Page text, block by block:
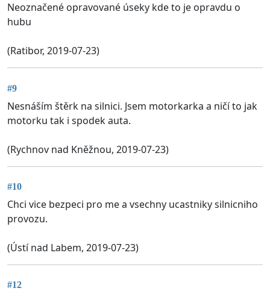
Neoznačené opravované úseky kde to je opravdu o
hubu
(Ratibor, 2019-07-23)
#9
Nesnáším štěrk na silnici. Jsem motorkarka a ničí to jak
motorku tak i spodek auta.
(Rychnov nad Kněžnou, 2019-07-23)
#10
Chci vice bezpeci pro me a vsechny ucastniky silnicniho
provozu.
(Ústí nad Labem, 2019-07-23)
#12